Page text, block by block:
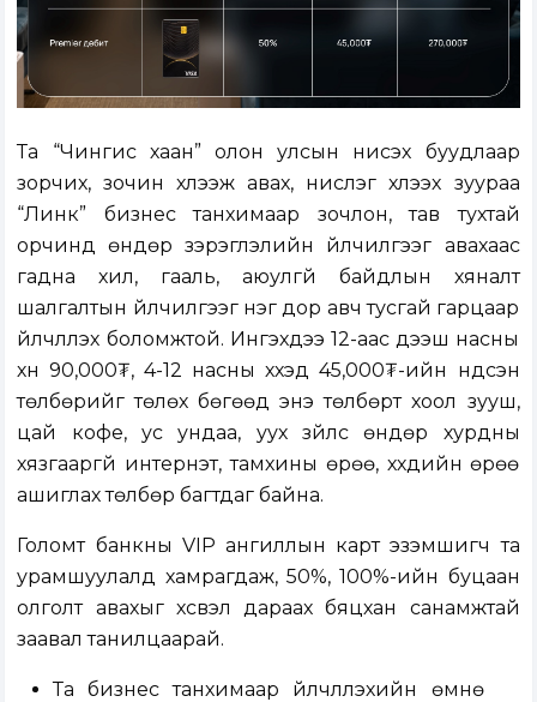
Та “Чингис хаан” олон улсын нисэх буудлаар
зорчих, зочин хүлээж авах, нислэг хүлээх зуураа
“Линк” бизнес танхимаар зочлон, тав тухтай
орчинд өндөр зэрэглэлийн үйлчилгээг авахаас
гадна хил, гааль, аюулгүй байдлын хяналт
шалгалтын үйлчилгээг нэг дор авч тусгай гарцаар
үйлчлүүлэх боломжтой. Ингэхдээ 12-аас дээш насны
хүн 90,000₮, 4-12 насны хүүхэд 45,000₮-ийн үндсэн
төлбөрийг төлөх бөгөөд энэ төлбөрт хоол зууш,
цай кофе, ус ундаа, уух зүйлс өндөр хурдны
хязгааргүй интернэт, тамхины өрөө, хүүхдийн өрөө
ашиглах төлбөр багтдаг байна.
Голомт банкны VIP ангиллын карт эзэмшигч та
урамшуулалд хамрагдаж, 50%, 100%-ийн буцаан
олголт авахыг хүсвэл дараах бяцхан санамжтай
заавал танилцаарай.
Та бизнес танхимаар үйлчлүүлэхийн өмнө